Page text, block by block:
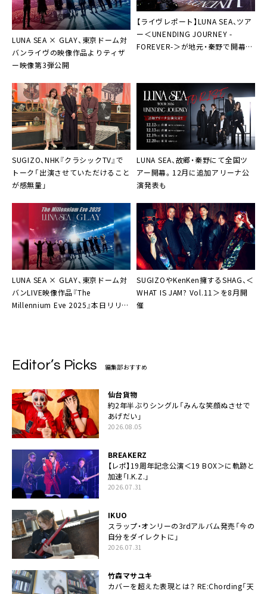
LUNA SEA × GLAY、東京ドーム対
バンライヴの映像作品よりティザ
ー映像第3弾公開
【ライヴレポート】LUNA SEA、ツア
ー＜UNENDING JOURNEY -
FOREVER-＞が地元・秦野で開幕
SUGIZO、NHK『クラシックTV』で
トーク「出演させていただけること
が感無量」
LUNA SEA、故郷・秦野にて全国ツ
アー開幕。12月に追加アリーナ公
演発表も
LUNA SEA × GLAY、東京ドーム対
バンLIVE映像作品『The
Millennium Eve 2025』本日リリー
SUGIZOやKenKen擁するSHAG、＜
WHAT IS JAM? Vol.11＞を8月開
催
Editor’s Picks 編集部おすすめ
仙台貨物
約2年半ぶりシングル「みんな笑顔ぬさせで
あげだい」
2026.08.05
BREAKERZ
【レポ】19周年記念公演＜19 BOX＞に軌跡と
加速「I.K.Z.」
2026.07.31
IKUO
スラップ・オンリーの3rdアルバム発売「今の
自分をダイレクトに」
2026.07.31
竹森マサユキ
カバーを超えた表現とは？ RE:Chording「天